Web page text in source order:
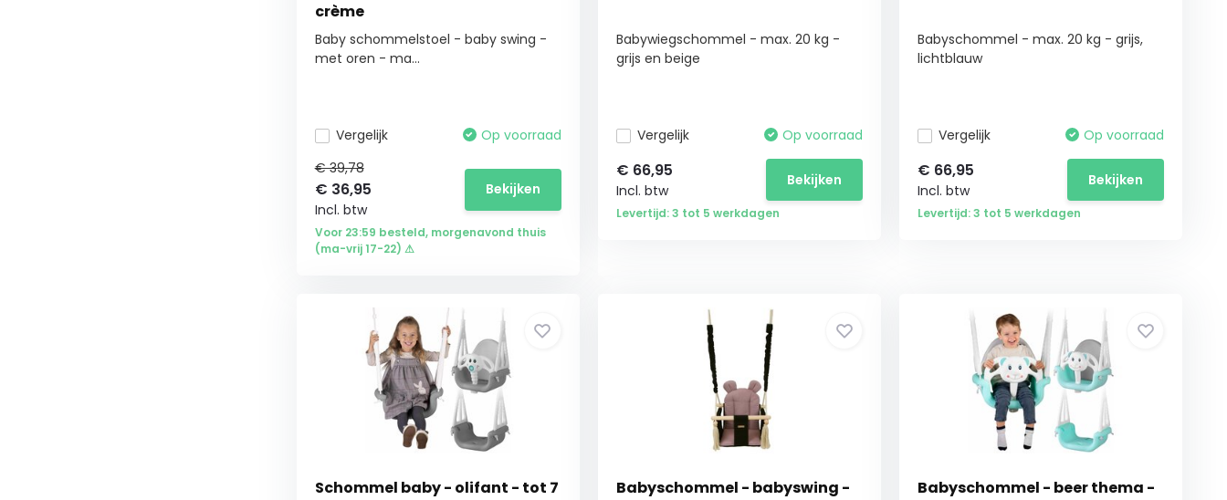
crème
Baby schommelstoel - baby swing -
met oren - ma...
Vergelijk
Op voorraad
€ 39,78
€ 36,95
Incl. btw
Bekijken
Voor 23:59 besteld, morgenavond thuis
(ma-vrij 17-22) ⚠
Babywiegschommel - max. 20 kg -
grijs en beige
Vergelijk Op voorraad
€ 66,95
Incl. btw
Bekijken
Levertijd: 3 tot 5 werkdagen
Babyschommel - max. 20 kg - grijs,
lichtblauw
Vergelijk Op voorraad
€ 66,95
Incl. btw
Bekijken
Levertijd: 3 tot 5 werkdagen
Schommel baby - olifant - tot 7
Babyschommel - babyswing -
Babyschommel - beer thema -